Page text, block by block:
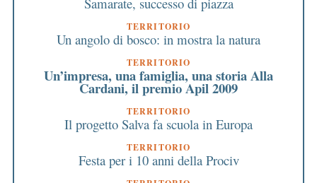
TERRITORIO
Un angolo di bosco: in mostra la natura
TERRITORIO
Un’impresa, una famiglia, una storia Alla
Cardani, il premio Apil 2009
TERRITORIO
Il progetto Salva fa scuola in Europa
TERRITORIO
Festa per i 10 anni della Prociv